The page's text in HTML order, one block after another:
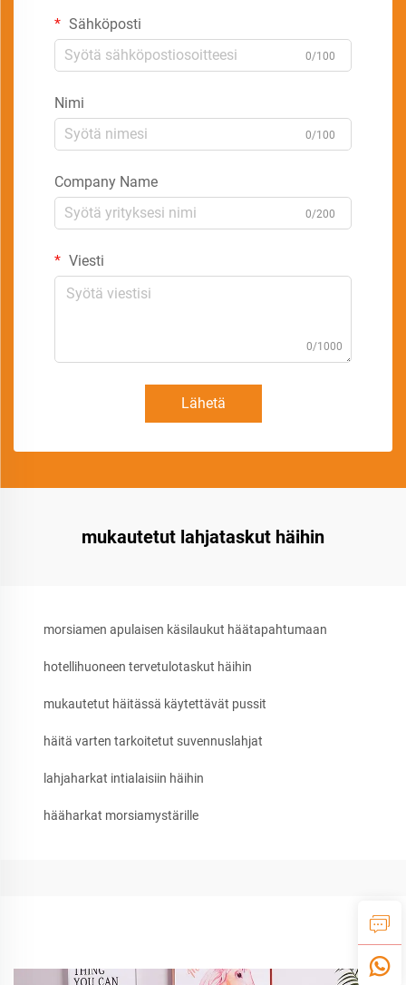
Sähköposti
0/100
Nimi
0/100
Company Name
0/200
Viesti
0/1000
Lähetä
mukautetut lahjataskut häihin
morsiamen apulaisen käsilaukut häätapahtumaan
hotellihuoneen tervetulotaskut häihin
mukautetut häitässä käytettävät pussit
häitä varten tarkoitetut suvennuslahjat
lahjaharkat intialaisiin häihin
hääharkat morsiamystärille